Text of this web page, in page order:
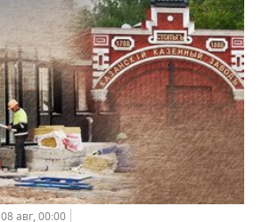
08 авг, 00:00